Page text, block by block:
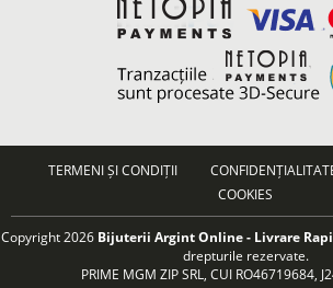
TERMENI ȘI CONDIȚII
COOKIES
Copyright 2026 Bijuterii Argint Online - Livrare
drepturile rezervate.
PRIME MGM ZIP SRL, CUI RO46719684,